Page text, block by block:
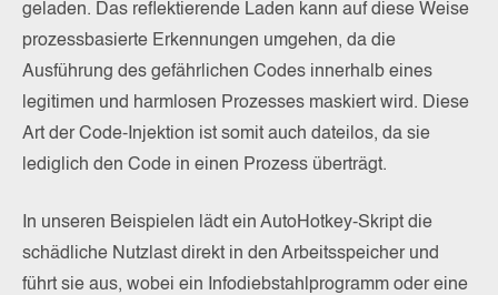
geladen. Das reflektierende Laden kann auf diese Weise
prozessbasierte Erkennungen umgehen, da die
Ausführung des gefährlichen Codes innerhalb eines
legitimen und harmlosen Prozesses maskiert wird. Diese
Art der Code-Injektion ist somit auch dateilos, da sie
lediglich den Code in einen Prozess überträgt.
In unseren Beispielen lädt ein AutoHotkey-Skript die
schädliche Nutzlast direkt in den Arbeitsspeicher und
führt sie aus, wobei ein Infodiebstahlprogramm oder eine